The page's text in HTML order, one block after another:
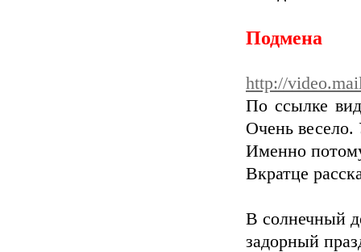
Подмена
http://
По ссылке
Очень
Именно
Вкратце
В солнечный
задорный